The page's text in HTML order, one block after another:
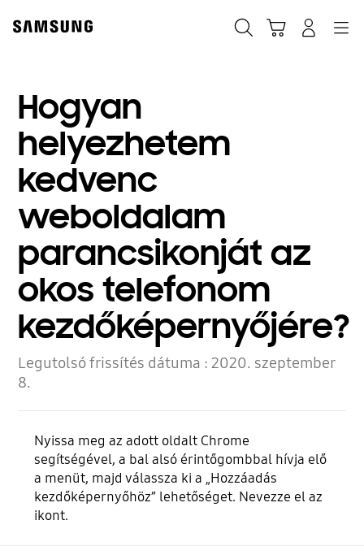
content
Hogyan
helyezhetem
kedvenc
weboldalam
parancsikonját az
okos telefonom
kezdőképernyőjére?
Legutolsó frissítés dátuma :2020. szeptember
8.
Nyissa meg az adott oldalt Chrome
segítségével, a bal alsó érintőgombbal hívja elő
a menüt, majd válassza ki a „Hozzáadás
kezdőképernyőhöz” lehetőséget. Nevezze el az
ikont.